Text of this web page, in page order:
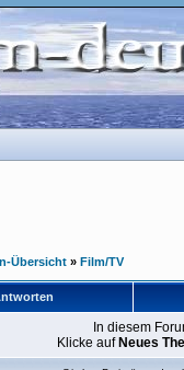
Übersicht » Film/TV
In diesem
Klicke auf Neues